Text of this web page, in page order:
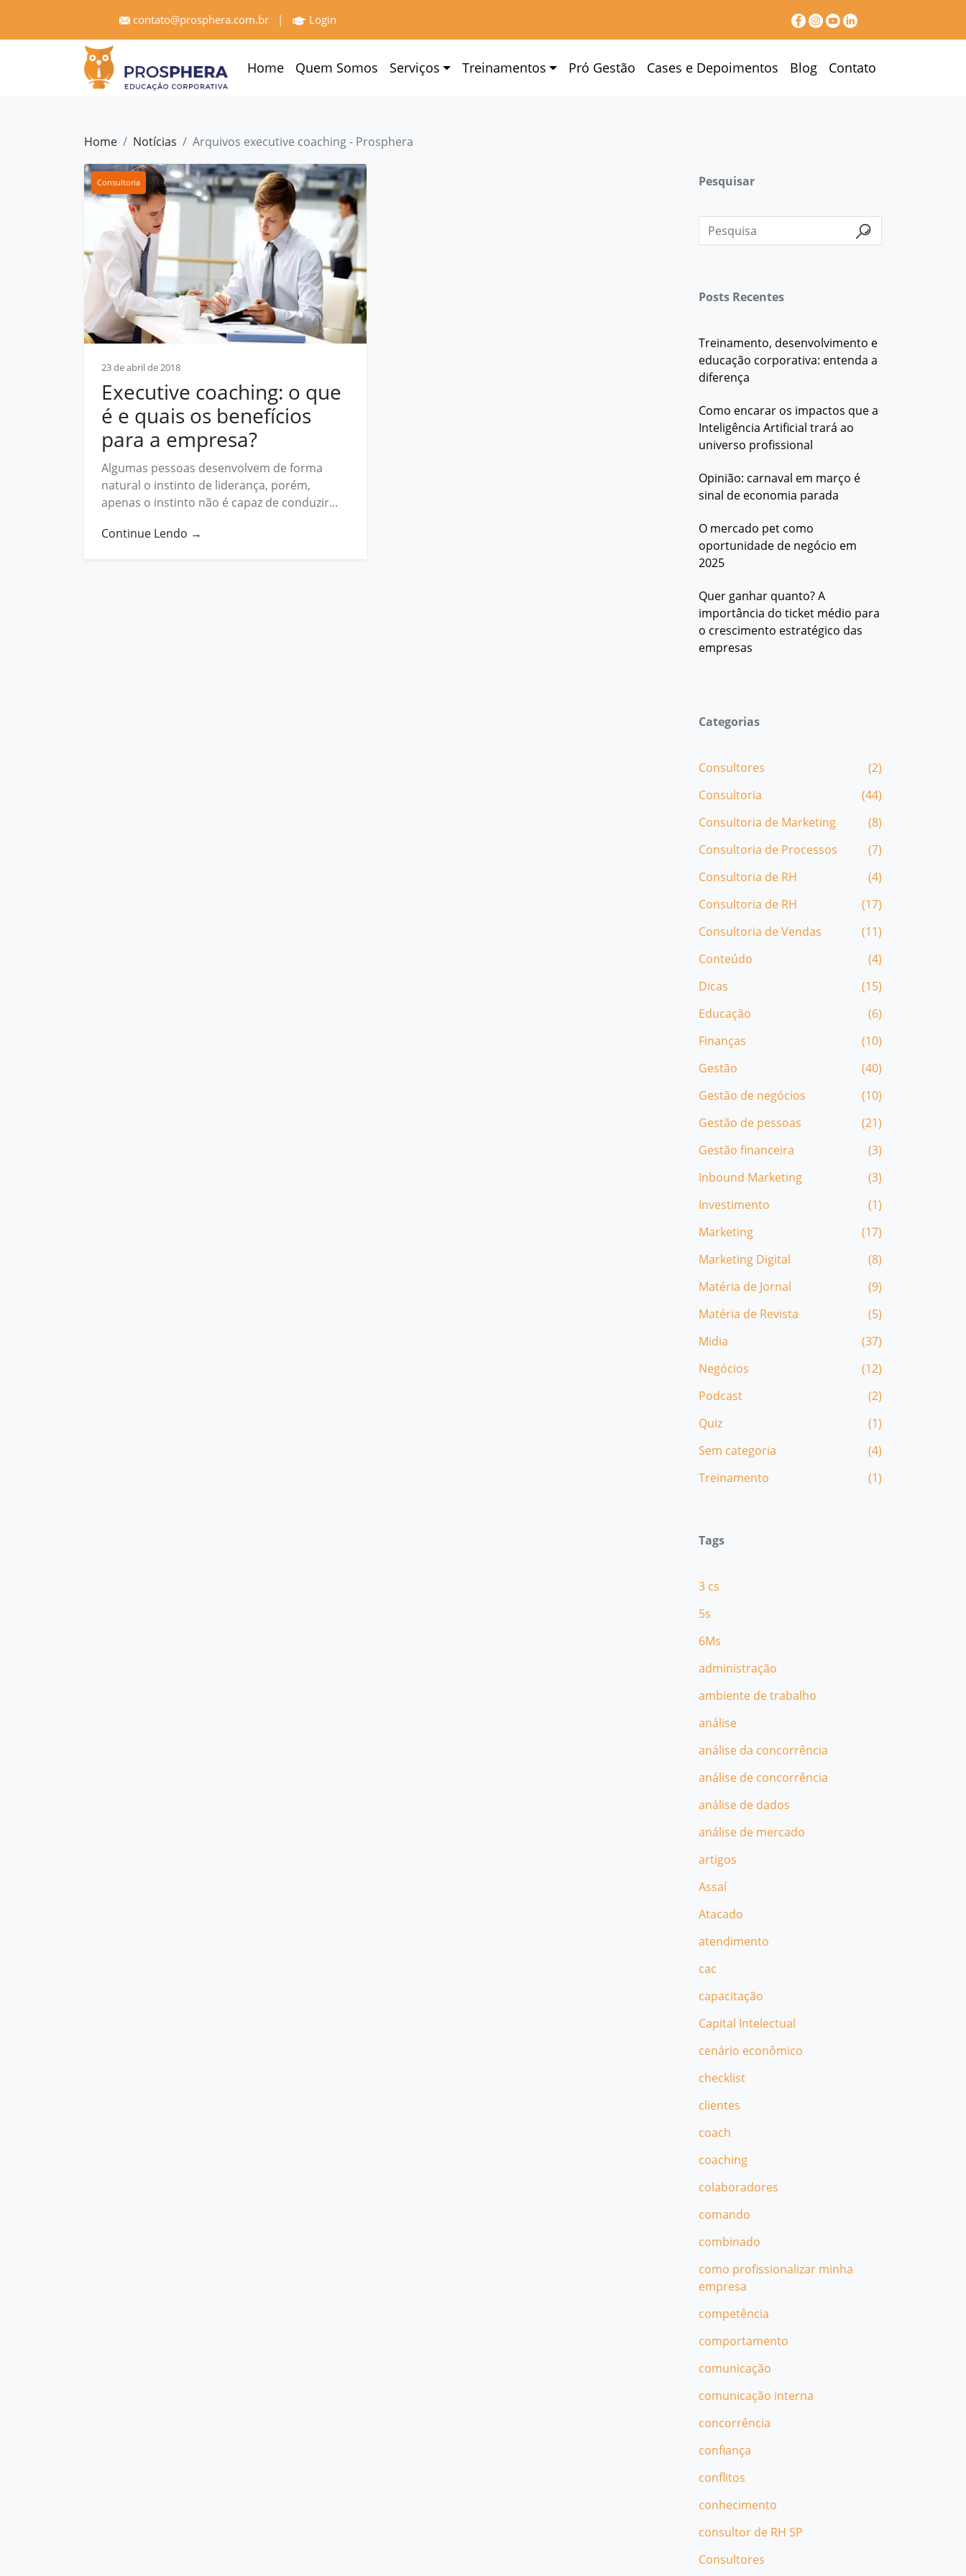
Depoimentos
contato@prosphera.com.br | Login
Home Quem Somos Serviços Treinamentos Pró Gestão Cases e Depoimentos Blog Contato
Home Notícias Arquivos executive coaching - Prosphera
Consultoria
23 de abril de 2018
Executive coaching: o que
é e quais os benefícios
para a empresa?
Algumas pessoas desenvolvem de forma
natural o instinto de liderança, porém,
apenas o instinto não é capaz de conduzir...
Continue Lendo →
Pesquisar
Posts Recentes
Treinamento, desenvolvimento e
educação corporativa: entenda a
diferença
Como encarar os impactos que a
Inteligência Artificial trará ao
universo profissional
Opinião: carnaval em março é
sinal de economia parada
O mercado pet como
oportunidade de negócio em
2025
Quer ganhar quanto? A
importância do ticket médio para
o crescimento estratégico das
empresas
Categorias
Consultores
(2)
Consultoria
(44)
Consultoria de Marketing
(8)
Consultoria de Processos
(7)
Consultoria de RH
(4)
Consultoria de RH
(17)
Consultoria de Vendas
(11)
Conteúdo
(4)
Dicas
(15)
Educação
(6)
Finanças
(10)
Gestão
(40)
Gestão de negócios
(10)
Gestão de pessoas
(21)
Gestão financeira
(3)
Inbound Marketing
(3)
Investimento
(1)
Marketing
(17)
Marketing Digital
(8)
Matéria de Jornal
(9)
Matéria de Revista
(5)
Midia
(37)
Negócios
(12)
Podcast
(2)
Quiz
(1)
Sem categoria
(4)
Treinamento
(1)
Tags
3 cs
5s
6Ms
administração
ambiente de trabalho
análise
análise da concorrência
análise de concorrência
análise de dados
análise de mercado
artigos
Assaí
Atacado
atendimento
cac
capacitação
Capital Intelectual
cenário econômico
checklist
clientes
coach
coaching
colaboradores
comando
combinado
como profissionalizar minha
empresa
competência
comportamento
comunicação
comunicação interna
concorrência
confiança
conflitos
conhecimento
consultor de RH SP
Consultores